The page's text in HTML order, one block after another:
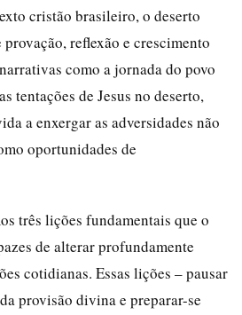
cristão brasileiro, o deserto
reflexão e crescimento
como a jornada do povo
tentações de Jesus no deserto,
a enxergar as adversidades não
oportunidades de
três lições fundamentais que o
de alterar profundamente
cotidianas. Essas lições – pausar
provisão divina e preparar-se